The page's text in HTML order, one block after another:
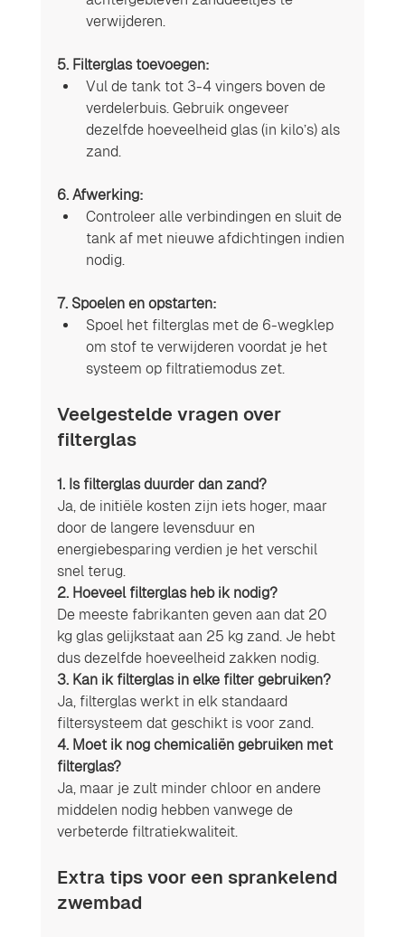
verwijderen.
5. Filterglas toevoegen:
Vul de tank tot 3-4 vingers boven de
verdelerbuis. Gebruik ongeveer
dezelfde hoeveelheid glas (in kilo’s) als
zand.
6. Afwerking:
Controleer alle verbindingen en sluit de
tank af met nieuwe afdichtingen indien
nodig.
7. Spoelen en opstarten:
Spoel het filterglas met de 6-wegklep
om stof te verwijderen voordat je het
systeem op filtratiemodus zet.
Veelgestelde vragen over
filterglas
1. Is filterglas duurder dan zand?
Ja, de initiële kosten zijn iets hoger, maar
door de langere levensduur en
energiebesparing verdien je het verschil
snel terug.
2. Hoeveel filterglas heb ik nodig?
De meeste fabrikanten geven aan dat 20
kg glas gelijkstaat aan 25 kg zand. Je hebt
dus dezelfde hoeveelheid zakken nodig.
3. Kan ik filterglas in elke filter gebruiken?
Ja, filterglas werkt in elk standaard
filtersysteem dat geschikt is voor zand.
4. Moet ik nog chemicaliën gebruiken met
filterglas?
Ja, maar je zult minder chloor en andere
middelen nodig hebben vanwege de
verbeterde filtratiekwaliteit.
Extra tips voor een sprankelend
zwembad